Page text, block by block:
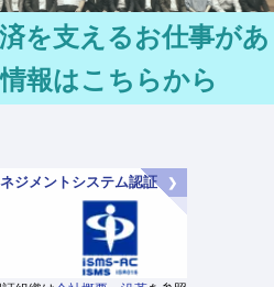
を支えるお仕事があ
報はこちらから
ジメントシステム認証